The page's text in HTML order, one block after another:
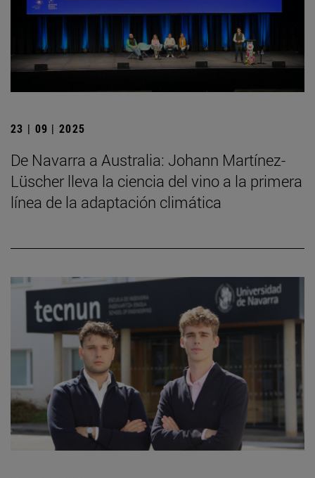
23 | 09 | 2025
De Navarra a Australia: Johann Martínez-
Lüscher lleva la ciencia del vino a la primera
línea de la adaptación climática